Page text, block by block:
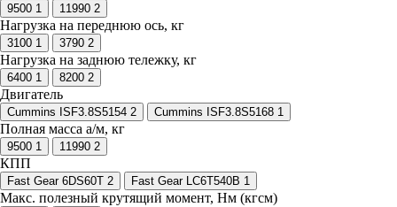
9500 1 11990 2
Нагрузка на переднюю ось, кг
3100 1 3790 2
Нагрузка на заднюю тележку, кг
6400 1 8200 2
Двигатель
Cummins ISF3.8S5154 2 Cummins ISF3.8S5168 1
Полная масса а/м, кг
9500 1 11990 2
КПП
Fast Gear 6DS60T 2 Fast Gear LC6T540B 1
Макс. полезный крутящий момент, Нм (кгсм)